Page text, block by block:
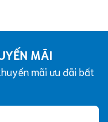
MÃI
mãi ưu đãi bất